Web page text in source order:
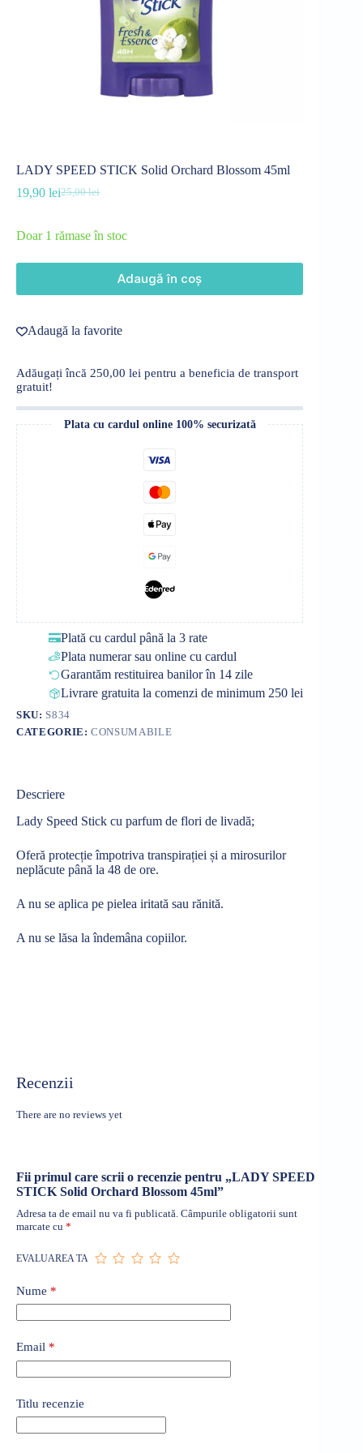
LADY SPEED STICK Solid Orchard Blossom 45ml
25,00lei
Prețul
fost:
19,90 leiPrețul
19,90 lei.
Doar 1 rămase în stoc
Adaugă în coș
Adaugă la favorite
Adăugați încă 250,00 lei pentru a beneficia de transport
gratuit!
Plata cu cardul online 100% securizată
Plată cu cardul până la 3 rate
Plata numerar sau online cu cardul
Garantăm restituirea banilor în 14 zile
Livrare gratuita la comenzi de minimum 250 lei
SKU: S834
CATEGORIE:CONSUMABILE
Descriere
Lady Speed Stick cu parfum de flori de livadă;
Oferă protecție împotriva transpirației și a mirosurilor
neplăcute până la 48 de ore.
A nu se aplica pe pielea iritată sau rănită.
A nu se lăsa la îndemâna copiilor.
Recenzii
There are no reviews yet
Fii primul care scrii o recenzie pentru „LADY SPEED
STICK Solid Orchard Blossom 45ml”
Adresa ta de email nu va fi publicată. Câmpurile obligatorii sunt
marcate cu *
EVALUAREA TA
Nume *
Email *
Titlu recenzie